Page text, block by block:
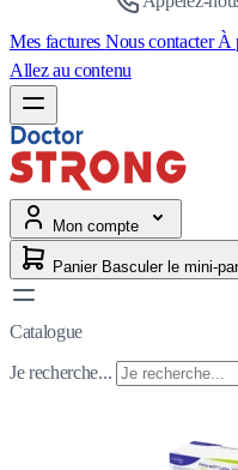
Mes factures Nous contacterÀ
Allez au contenu
Mon compte
Panier
Catalogue
Je recherche...